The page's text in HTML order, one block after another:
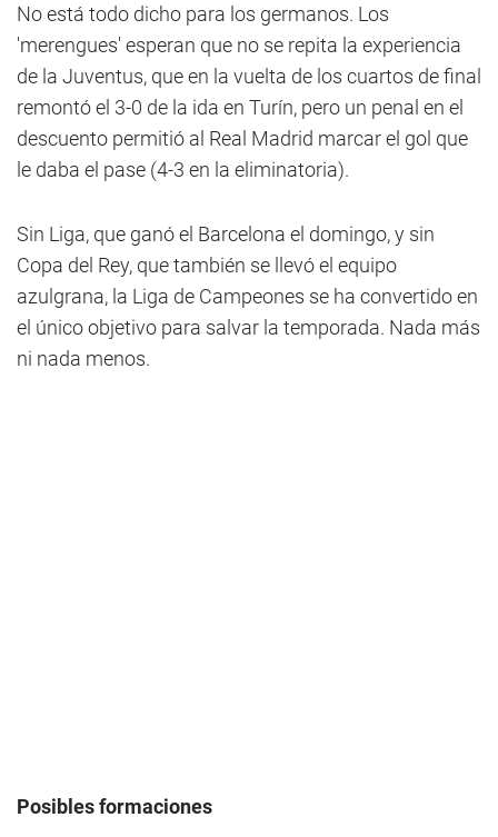
No está todo dicho para los germanos. Los
'merengues' esperan que no se repita la experiencia
de la Juventus, que en la vuelta de los cuartos de final
remontó el 3-0 de la ida en Turín, pero un penal en el
descuento permitió al Real Madrid marcar el gol que
le daba el pase (4-3 en la eliminatoria).
Sin Liga, que ganó el Barcelona el domingo, y sin
Copa del Rey, que también se llevó el equipo
azulgrana, la Liga de Campeones se ha convertido en
el único objetivo para salvar la temporada. Nada más
ni nada menos.
Posibles formaciones